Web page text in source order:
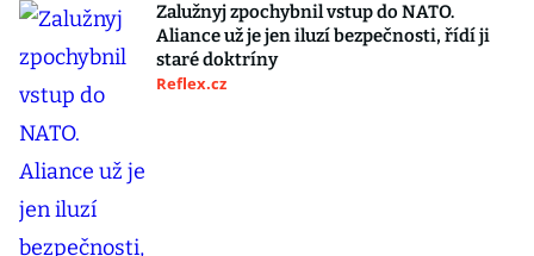
Zalužnyj zpochybnil vstup do NATO.
Aliance už je jen iluzí bezpečnosti, řídí ji
staré doktríny
Reflex.cz